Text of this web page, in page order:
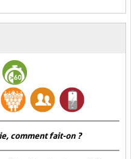
comment fait-on ?